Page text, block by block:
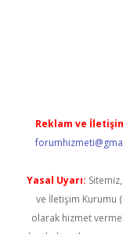
Reklam ve
Yasal Uyarı:
ve İletişim Kurumu
olarak hizmet